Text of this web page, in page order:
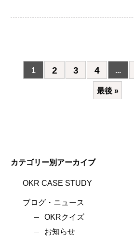
1 2 3 4 ...
最後 »
カテゴリー別アーカイブ
OKR CASE STUDY
ブログ・ニュース
OKRクイズ
お知らせ